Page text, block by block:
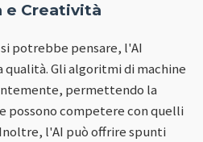
e Creatività
potrebbe pensare, l'AI
qualità. Gli algoritmi di machine
permettendo la
possono competere con quelli
l'AI può offrire spunti